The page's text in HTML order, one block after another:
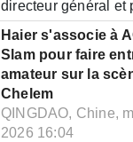
directeur général
Haier s'associe à
Slam pour faire
amateur sur la
Chelem
QINGDAO, Chine,
2026 16:04